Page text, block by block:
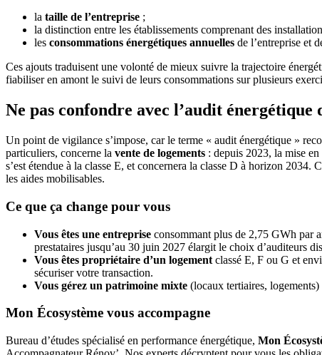
la taille de l’entreprise ;
la distinction entre les établissements comprenant des
les consommations énergétiques annuelles de l’entreprise et
Ces ajouts traduisent une volonté de mieux suivre la trajectoire
fiabiliser en amont le suivi de leurs consommations sur plusieurs
Ne pas confondre avec l’audit énergétique
Un point de vigilance s’impose, car le terme « audit énergétique »
particuliers, concerne la vente de logements : depuis 2023, la mise
s’est étendue à la classe E, et concernera la classe D à horizon
les aides mobilisables.
Ce que ça change pour vous
Vous êtes une entreprise consommant plus de 2,75 GWh par
prestataires jusqu’au 30 juin 2027 élargit le choix d’auditeurs
Vous êtes propriétaire d’un logement classé E, F ou G et
sécuriser votre transaction.
Vous gérez un patrimoine mixte (locaux tertiaires,
Mon Écosystème vous accompagne
Bureau d’études spécialisé en performance énergétique, Mon